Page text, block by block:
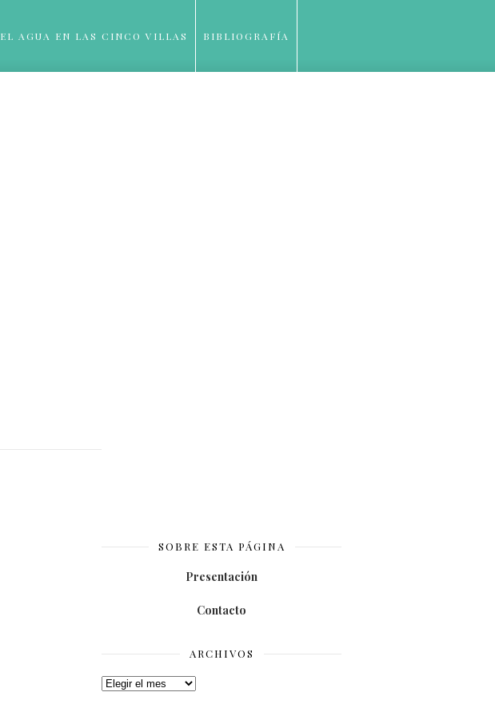
EL AGUA EN LAS CINCO VILLAS BIBLIOGRAFÍA
SOBRE ESTA PÁGINA
Presentación
Contacto
ARCHIVOS
Archivos